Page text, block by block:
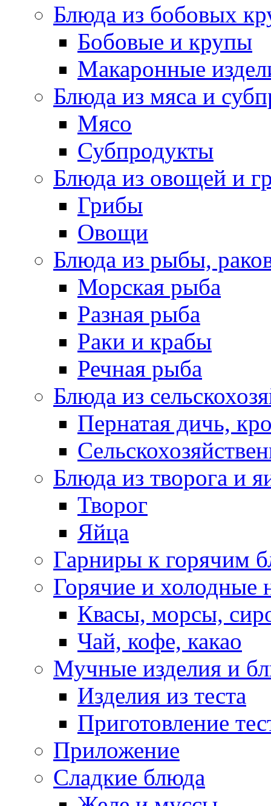
Блюда из бобовых
Бобовые и крупы
Макаронные
Блюда из мяса и
Мясо
Субпродукты
Блюда из овощей и
Грибы
Овощи
Блюда из рыбы,
Морская рыба
Разная рыба
Раки и крабы
Речная рыба
Блюда из
Пернатая дичь,
Блюда из творога и
Творог
Яйца
Гарниры к горячим
Горячие и холодные
Квасы, морсы,
Чай, кофе, какао
Мучные изделия и
Изделия из теста
Приготовление
Приложение
Сладкие блюда